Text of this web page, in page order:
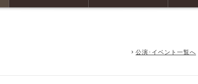
公演･イベント一覧へ